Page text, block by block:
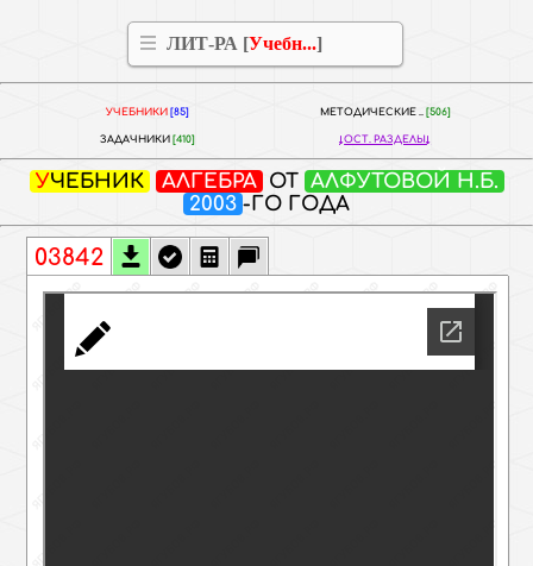
ЛИТ-РА [Учебн...]
УЧЕБНИКИ [85] МЕТОДИЧЕСКИЕ .. [506]
ЗАДАЧНИКИ [410] ОСТ. РАЗДЕЛЫ
УЧЕБНИК АЛГЕБРА ОТ АЛФУТОВОЙ Н.Б.
2003 -ГО ГОДА
03842